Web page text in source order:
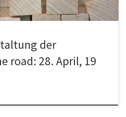
der
road: 28. April, 19